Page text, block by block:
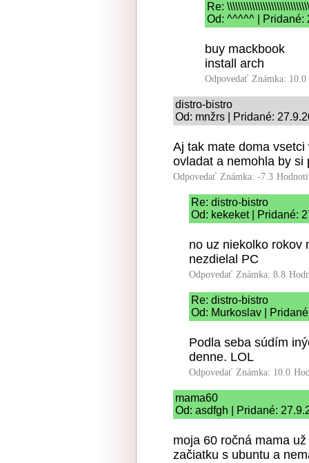
Re:
Od: ^^^^^ | Pridané:
buy mackbook
install arch
Odpovedať Známka: 10.0
distro-bistro
Od: mnžrs | Pridané:
Aj tak mate doma
ovladat a nemohla by si
Odpovedať Známka: -7.3
Re: distro-bistro
Od: kekeket | Pridané:
no uz niekolko rokov
nezdielal PC
Odpovedať Známka: 8.8
Re: distro-bistro
Od: Murkoslav |
Podla seba súdím
denne. LOL
Odpovedať Známka: 10.0
mama60
Od: asdfgh | Pridané:
moja 60 ročná mama
začiatku s ubuntu a